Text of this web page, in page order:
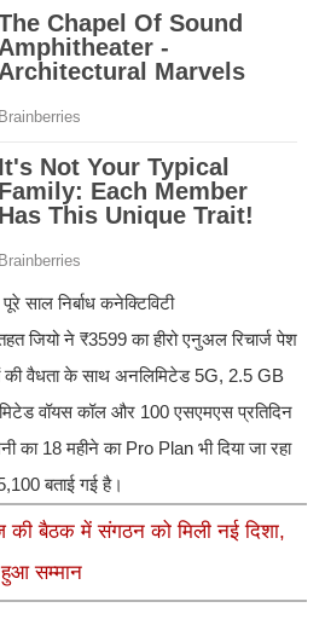
साल निर्बाध कनेक्टिविटी
जियो ने ₹3599 का हीरो एनुअल रिचार्ज पेश
की वैधता के साथ अनलिमिटेड 5G, 2.5 GB
वॉयस कॉल और 100 एसएमएस प्रतिदिन
18 महीने का Pro Plan भी दिया जा रहा
बताई गई है।
की बैठक में संगठन को मिली नई दिशा,
हुआ सम्मान